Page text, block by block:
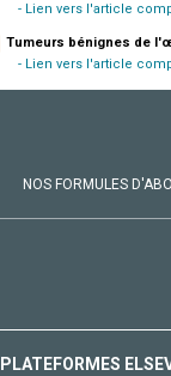
- Lien vers l'article
Tumeurs bénignes de
- Lien vers l'article
NOS FORMULES
PLATEFORMES